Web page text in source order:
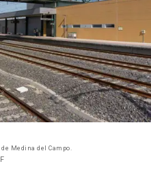
Medina del Campo.